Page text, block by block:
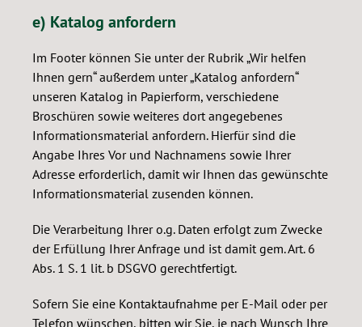
e) Katalog anfordern
Im Footer können Sie unter der Rubrik „Wir helfen
Ihnen gern“ außerdem unter „Katalog anfordern“
unseren Katalog in Papierform, verschiedene
Broschüren sowie weiteres dort angegebenes
Informationsmaterial anfordern. Hierfür sind die
Angabe Ihres Vor und Nachnamens sowie Ihrer
Adresse erforderlich, damit wir Ihnen das gewünschte
Informationsmaterial zusenden können.
Die Verarbeitung Ihrer o.g. Daten erfolgt zum Zwecke
der Erfüllung Ihrer Anfrage und ist damit gem. Art. 6
Abs. 1 S. 1 lit. b DSGVO gerechtfertigt.
Sofern Sie eine Kontaktaufnahme per E-Mail oder per
Telefon wünschen, bitten wir Sie, je nach Wunsch Ihre